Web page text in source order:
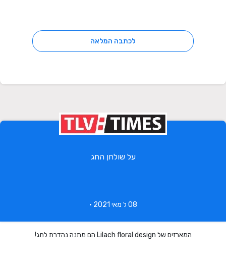
לכתבה המלאה
על שולחן החג
08 ל מאי 2021 •
המארזים של Lilach floral design הם מתנה נהדרת לחג!